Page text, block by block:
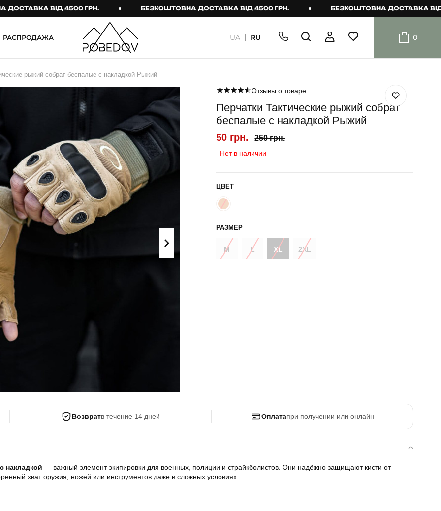
ВІД 4500 ГРН. БЕЗКОШТОВНА ДОСТАВКА ВІД 4500 ГРН. БЕЗКОШТОВНА ДОСТАВКА ВІД 4500
Брюки
Лосины
Джинсы
КОМПЛЕКТИ
Куртка й штани
Літні комплекти
Тактичне спорядження
Тактичний жіночий
Тактичний чоловічий
одяг
Тактичні рукавиці
Тактичні шкарпетки
ТЕРМО-КОМПЛЕКТИ
ФУТБОЛКИ І СОРОЧКИ
Боди
шорти
Шорти
РАСПРОДАЖА UA RU 0
рыжий собрат беспалые с накладкой Рыжий
Отзывы о товаре
Перчатки Тактические рыжий собрат
беспалые с накладкой Рыжий
50 грн. 250 грн.
Нет в наличии
ЦВЕТ
РАЗМЕР
M L XL 2XL
Возвратв течение 14 дней Оплатапри получении или онлайн
накладкой — важный элемент экипировки для военных, полиции и страйкболистов. Они надёжно защищают кисти от
хват оружия, ножей или инструментов даже в сложных условиях.